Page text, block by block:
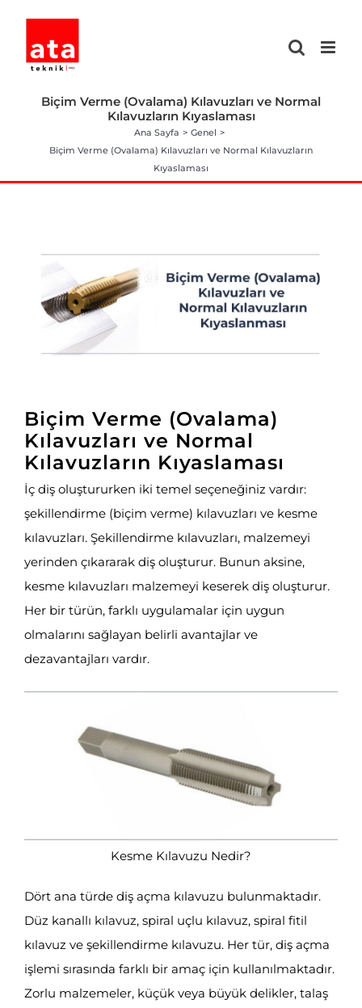
content
Biçim Verme (Ovalama) Kılavuzları ve Normal
Kılavuzların Kıyaslaması
Ana Sayfa
Genel
Biçim Verme (Ovalama) Kılavuzları ve Normal Kılavuzların
Kıyaslaması
Biçim Verme (Ovalama)
Kılavuzları ve Normal
Kılavuzların Kıyaslaması
İç diş oluştururken iki temel seçeneğiniz vardır:
şekillendirme (biçim verme) kılavuzları ve kesme
kılavuzları. Şekillendirme kılavuzları, malzemeyi
yerinden çıkararak diş oluşturur. Bunun aksine,
kesme kılavuzları malzemeyi keserek diş oluşturur.
Her bir türün, farklı uygulamalar için uygun
olmalarını sağlayan belirli avantajlar ve
dezavantajları vardır.
Kesme Kılavuzu Nedir?
Dört ana türde diş açma kılavuzu bulunmaktadır.
Düz kanallı kılavuz, spiral uçlu kılavuz, spiral fitil
kılavuz ve şekillendirme kılavuzu. Her tür, diş açma
işlemi sırasında farklı bir amaç için kullanılmaktadır.
Zorlu malzemeler, küçük veya büyük delikler, talaş